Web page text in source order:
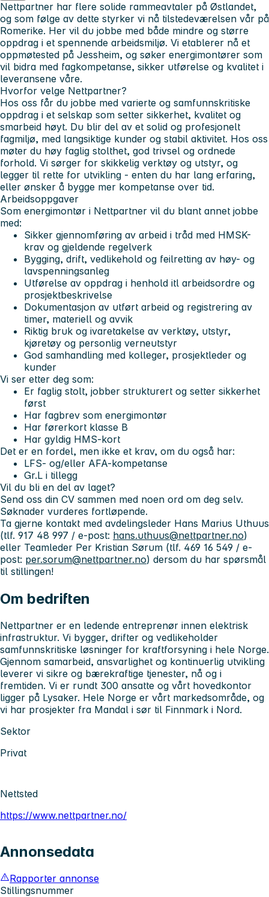
Nettpartner har flere solide rammeavtaler på Østlandet,
og som følge av dette styrker vi nå tilstedeværelsen vår på
Romerike. Her vil du jobbe med både mindre og større
oppdrag i et spennende arbeidsmiljø. Vi etablerer nå et
oppmøtested på Jessheim, og søker energimontører som
vil bidra med fagkompetanse, sikker utførelse og kvalitet i
leveransene våre.
Hvorfor velge Nettpartner?
Hos oss får du jobbe med varierte og samfunnskritiske
oppdrag i et selskap som setter sikkerhet, kvalitet og
smarbeid høyt. Du blir del av et solid og profesjonelt
fagmiljø, med langsiktige kunder og stabil aktivitet. Hos oss
møter du høy faglig stolthet, god trivsel og ordnede
forhold. Vi sørger for skikkelig verktøy og utstyr, og
legger til rette for utvikling - enten du har lang erfaring,
eller ønsker å bygge mer kompetanse over tid.
Arbeidsoppgaver
Som energimontør i Nettpartner vil du blant annet jobbe
med:
Sikker gjennomføring av arbeid i tråd med HMSK-
krav og gjeldende regelverk
Bygging, drift, vedlikehold og feilretting av høy- og
lavspenningsanleg
Utførelse av oppdrag i henhold itl arbeidsordre og
prosjektbeskrivelse
Dokumentasjon av utført arbeid og registrering av
timer, materiell og avvik
Riktig bruk og ivaretakelse av verktøy, utstyr,
kjøretøy og personlig verneutstyr
God samhandling med kolleger, prosjektleder og
kunder
Vi ser etter deg som:
Er faglig stolt, jobber strukturert og setter sikkerhet
først
Har fagbrev som energimontør
Har førerkort klasse B
Har gyldig HMS-kort
Det er en fordel, men ikke et krav, om du også har:
LFS- og/eller AFA-kompetanse
Gr.L i tillegg
Vil du bli en del av laget?
Send oss din CV sammen med noen ord om deg selv.
Søknader vurderes fortløpende.
Ta gjerne kontakt med avdelingsleder Hans Marius Uthuus
(tlf. 917 48 997 / e-post: hans.uthuus@nettpartner.no)
eller Teamleder Per Kristian Sørum (tlf. 469 16 549 / e-
post: per.sorum@nettpartner.no) dersom du har spørsmål
til stillingen!
Om bedriften
Nettpartner er en ledende entreprenør innen elektrisk
infrastruktur. Vi bygger, drifter og vedlikeholder
samfunnskritiske løsninger for kraftforsyning i hele Norge.
Gjennom samarbeid, ansvarlighet og kontinuerlig utvikling
leverer vi sikre og bærekraftige tjenester, nå og i
fremtiden. Vi er rundt 300 ansatte og vårt hovedkontor
ligger på Lysaker. Hele Norge er vårt markedsområde, og
vi har prosjekter fra Mandal i sør til Finnmark i Nord.
Sektor
Privat
Nettsted
https://www.nettpartner.no/
Annonsedata
Rapporter annonse
Stillingsnummer